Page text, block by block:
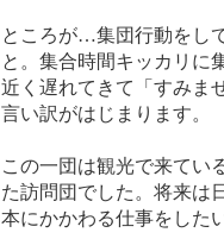
ところが…集団行動をし
と。集合時間キッカリに
近く遅れてきて「すみま
言い訳がはじまります。
この一団は観光で来てい
た訪問団でした。将来は
本にかかわる仕事をした